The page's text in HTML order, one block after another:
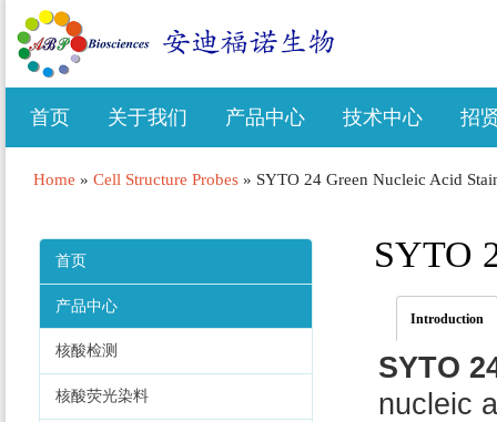
首页 关于我们 产品中心 技术中心 招
Home » Cell Structure Probes » SYTO 24 Green Nucleic Acid
首页
产品中心
核酸检测
核酸荧光染料
SYTO
Introduction
SYTO
nucleic